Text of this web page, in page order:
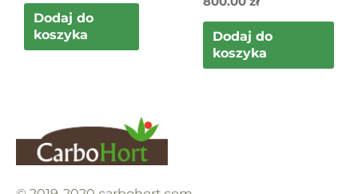
Dodaj do
koszyka
Dodaj do
koszyka